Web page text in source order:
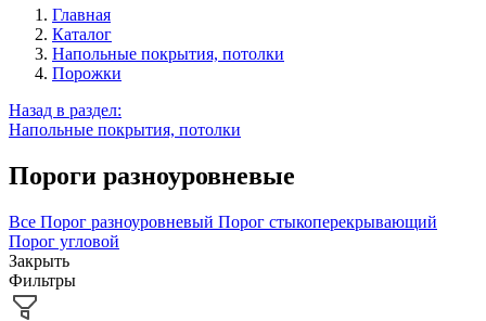
Главная
Каталог
Напольные покрытия, потолки
Порожки
Назад в раздел:
Напольные покрытия, потолки
Пороги разноуровневые
Все Порог разноуровневый Порог стыкоперекрывающий
Порог угловой
Закрыть
Фильтры